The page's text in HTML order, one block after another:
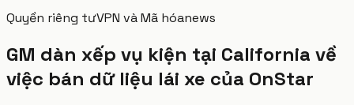
Quyền riêng tưVPN và Mã hóanews
GM dàn xếp vụ kiện tại California về
việc bán dữ liệu lái xe của OnStar